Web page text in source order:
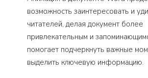
возможность заинтересовать и
читателей, делая документ более
привлекательным и
помогает подчеркнуть важные
выделить ключевую информацию.